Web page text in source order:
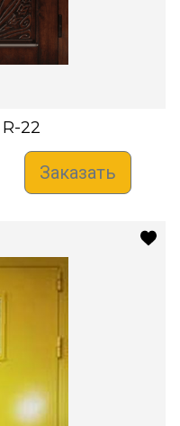
R-22
Заказать